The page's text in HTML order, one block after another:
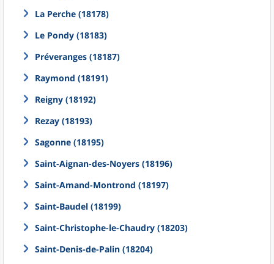
La Perche (18178)
Le Pondy (18183)
Préveranges (18187)
Raymond (18191)
Reigny (18192)
Rezay (18193)
Sagonne (18195)
Saint-Aignan-des-Noyers (18196)
Saint-Amand-Montrond (18197)
Saint-Baudel (18199)
Saint-Christophe-le-Chaudry (18203)
Saint-Denis-de-Palin (18204)